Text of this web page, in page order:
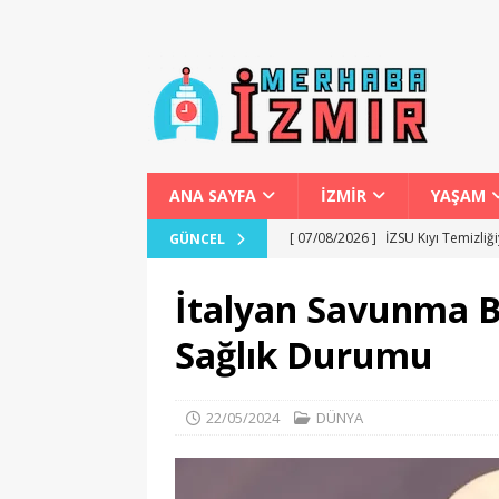
ANA SAYFA İZMİR YAŞAM
GÜNCEL [ 07/08/2026 ] İZSU Kıyı
[ 06/08/2026 ]
İzmir’de Kira ve
[ 06/08/2026 ] İzmir’de
İtalyan Savunma
Sağlık Durumu
22/05/2024 DÜNYA